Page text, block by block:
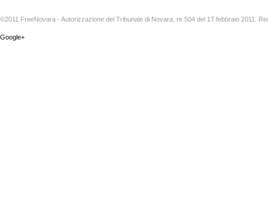
©2011 FreeNovara - Autorizzazione del Tribunale di Novara, nr 504 del 17 febbraio 2011.
Google+